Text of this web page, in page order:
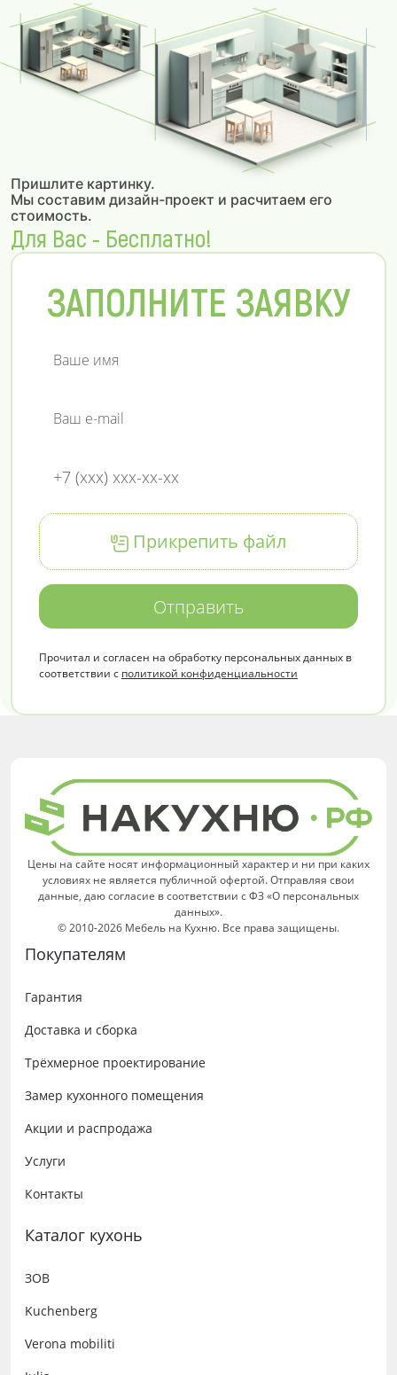
Пришлите картинку.
Мы составим дизайн-проект и расчитаем его
стоимость.
Для Вас - Бесплатно!
ЗАПОЛНИТЕ ЗАЯВКУ
Прикрепить файл
Отправить
Прочитал и согласен на обработку персональных данных в
соответствии с политикой конфиденциальности
Цены на сайте носят информационный характер и ни при каких
условиях не является публичной офертой. Отправляя свои
данные, даю согласие в соответствии с ФЗ «О персональных
данных».
© 2010-2026 Мебель на Кухню. Все права защищены.
Покупателям
Гарантия
Доставка и сборка
Трёхмерное проектирование
Замер кухонного помещения
Акции и распродажа
Услуги
Контакты
Каталог кухонь
ЗОВ
Kuchenberg
Verona mobiliti